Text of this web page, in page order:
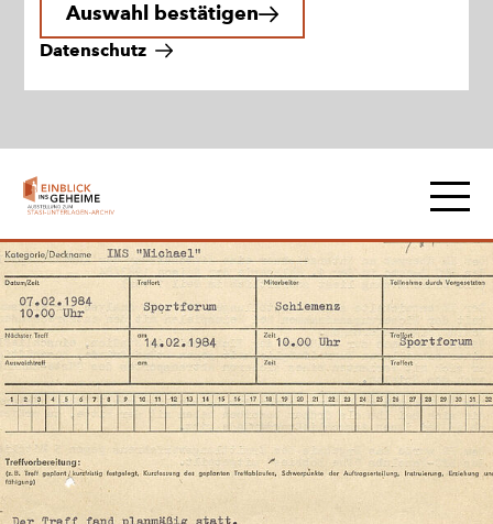
Auswahl bestätigen
Datenschutz
Zur
Startseite